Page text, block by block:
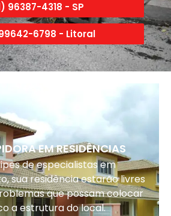
96387-4318 - SP
6798 - Litoral
EM RESIDÊNCIAS
de especialistas em
sua residência estarão livres
que possam colocar
a estrutura do local.